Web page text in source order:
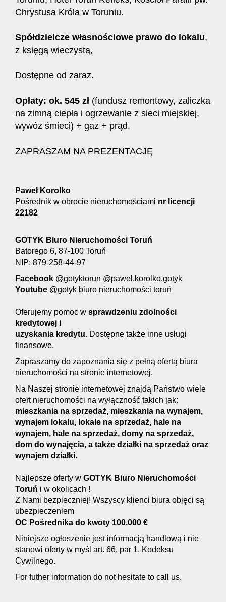
Chrystusa Króla w Toruniu.
Spółdzielcze własnościowe prawo do lokalu,
z księgą wieczystą,
Dostępne od zaraz.
Opłaty: ok. 545 zł (fundusz remontowy, zaliczka
na zimną ciepła i ogrzewanie z sieci miejskiej,
wywóz śmieci) + gaz + prąd.
ZAPRASZAM NA PREZENTACJĘ
Paweł Korolko
Pośrednik w obrocie nieruchomościami nr licencji
22182
GOTYK Biuro Nieruchomości Toruń
Batorego 6, 87-100 Toruń
NIP: 879-258-44-97
Facebook @gotyktorun @pawel.korolko.gotyk
Youtube @gotyk biuro nieruchomości toruń
Oferujemy pomoc w sprawdzeniu zdolności
kredytowej i
uzyskania kredytu. Dostępne także inne usługi
finansowe.
Zapraszamy do zapoznania się z pełną ofertą biura
nieruchomości na stronie internetowej.
Na Naszej stronie internetowej znajdą Państwo wiele
ofert nieruchomości na wyłączność takich jak:
mieszkania na sprzedaż, mieszkania na wynajem,
wynajem lokalu, lokale na sprzedaż, hale na
wynajem, hale na sprzedaż, domy na sprzedaż,
dom do wynajęcia, a także działki na sprzedaż oraz
wynajem działki.
Najlepsze oferty w GOTYK Biuro Nieruchomości
Toruń i w okolicach !
Z Nami bezpieczniej! Wszyscy klienci biura objęci są
ubezpieczeniem
OC Pośrednika do kwoty 100.000 €
Niniejsze ogłoszenie jest informacją handlową i nie
stanowi oferty w myśl art. 66, par 1. Kodeksu
Cywilnego.
For futher information do not hesitate to call us.